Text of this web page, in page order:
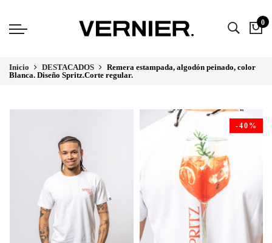
0
Inicio DESTACADOS
Remera estampada, algodón peinado, color
Blanca. Diseño Spritz.Corte regular.
-40%